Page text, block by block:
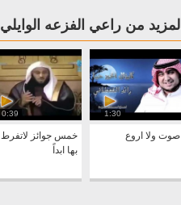
المزيد من راعي الفزعه الوايلي
1:30
صوت ولا اروع
0:39
خمس جوائز لاتفرط
بها ابداً